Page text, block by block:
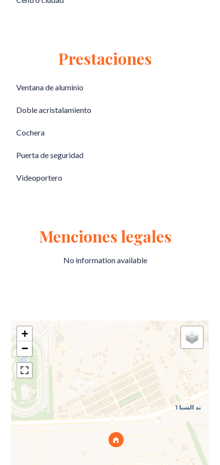
Prestaciones
Ventana de aluminio
Doble acristalamiento
Cochera
Puerta de seguridad
Videoportero
Menciones legales
No information available
+
−